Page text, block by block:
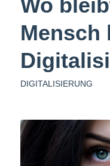
Wo
Mensch
DIGITALISIERUNG